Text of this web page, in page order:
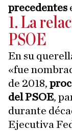
precedentes
1. La
PSOE
En su
«fue
de 2018,
del PSOE,
durante
Ejecutiva